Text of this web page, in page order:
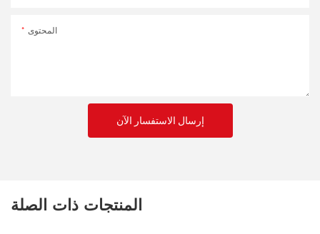
المحتوى
إرسال الاستفسار الآن
المنتجات ذات الصلة